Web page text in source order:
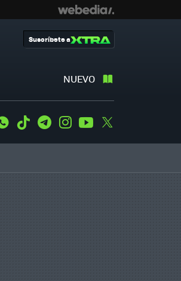
NUEVO
Suscríbete a
WhatsApp
Tiktok TelegramInstagramYoutube